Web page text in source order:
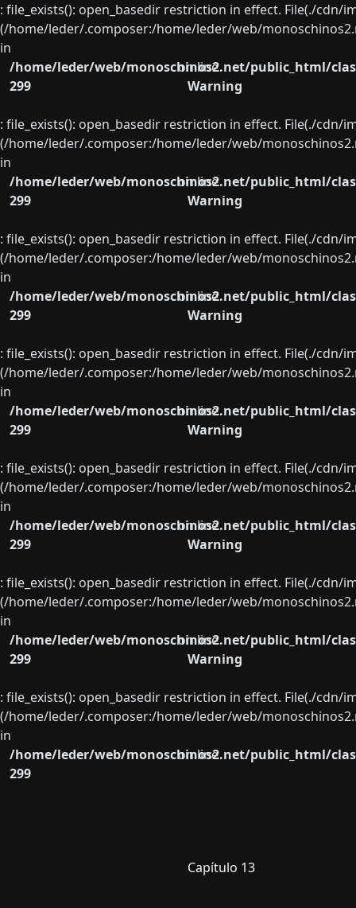
: file_exists(): open_basedir restriction in effect. File(./
(/home/leder/.composer:/home/leder/web/
in
/home/leder/web/monoschinos2.net/public_html/
on line
299
Warning
: file_exists(): open_basedir restriction in effect. File(./
(/home/leder/.composer:/home/leder/web/
in
/home/leder/web/monoschinos2.net/public_html/
on line
299
Warning
: file_exists(): open_basedir restriction in effect. File(./
(/home/leder/.composer:/home/leder/web/
in
/home/leder/web/monoschinos2.net/public_html/
on line
299
Warning
: file_exists(): open_basedir restriction in effect. File(./
(/home/leder/.composer:/home/leder/web/
in
/home/leder/web/monoschinos2.net/public_html/
on line
299
Warning
: file_exists(): open_basedir restriction in effect. File(./
(/home/leder/.composer:/home/leder/web/
in
/home/leder/web/monoschinos2.net/public_html/
on line
299
Warning
: file_exists(): open_basedir restriction in effect. File(./
(/home/leder/.composer:/home/leder/web/
in
/home/leder/web/monoschinos2.net/public_html/
on line
299
Warning
: file_exists(): open_basedir restriction in effect. File(./
(/home/leder/.composer:/home/leder/web/
in
/home/leder/web/monoschinos2.net/public_html/
on line
299
Capítulo 13